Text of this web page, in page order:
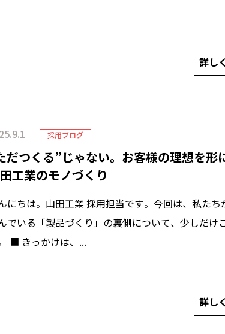
詳し
採用ブログ
だつくる”じゃない。お客様の理想を形
工業のモノづくり
にちは。山田工業 採用担当です。今回は、私たち
でいる「製品づくり」の裏側について、少しだけ
■ きっかけは、...
詳し